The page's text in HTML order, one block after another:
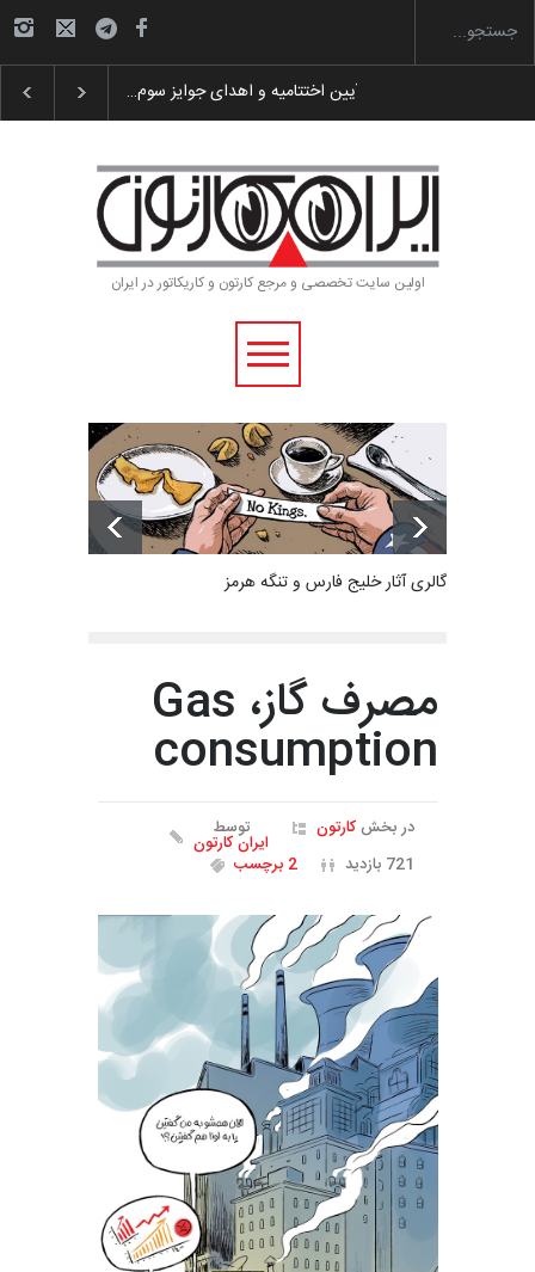
گزارش تصویری آیین اختتامیه و اهدای جوایز سوم…
اولین سایت تخصصی و مرجع کارتون و کاریکاتور در ایران
گالری آثار خلیج فارس و تنگه هرمز
مصرف گاز، Gas
consumption
در بخشکارتون توسط
ایران کارتون
721 بازدید
2 برچسب